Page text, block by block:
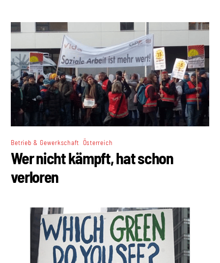
Betrieb & Gewerkschaft Österreich
Wer nicht kämpft, hat schon
verloren